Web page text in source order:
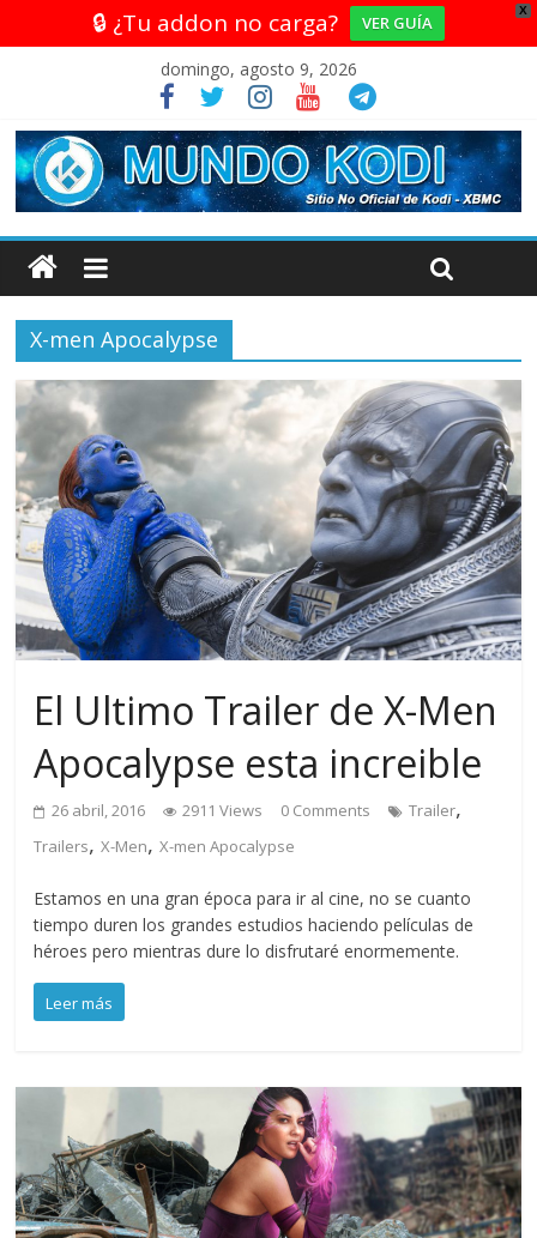
X
🔒 ¿Tu addon no carga? VER GUÍA
domingo, agosto 9, 2026
X-men Apocalypse
El Ultimo Trailer de X-Men
Apocalypse esta increible
26 abril, 2016 2911 Views 0 Comments Trailer,
Trailers,X-Men,X-men Apocalypse
Estamos en una gran época para ir al cine, no se cuanto
tiempo duren los grandes estudios haciendo películas de
héroes pero mientras dure lo disfrutaré enormemente.
Leer más